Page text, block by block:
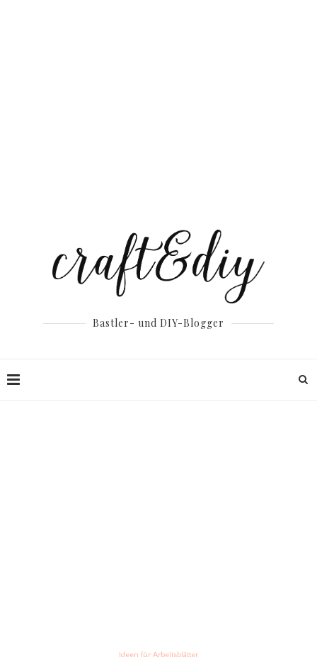
Bastler- und DIY-Blogger
Ideen für Arbeitsblätter